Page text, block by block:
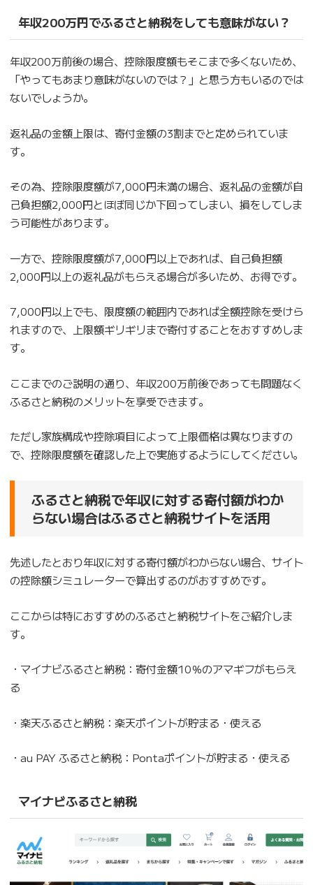
年収200万円でふるさと納税をしても意味がない？
年収200万前後の場合、控除限度額もそこまで多くないため、
「やってもあまり意味がないのでは？」と思う方もいるのでは
ないでしょうか。
返礼品の金額上限は、寄付金額の3割までと定められていま
す。
その為、控除限度額が7,000円未満の場合、返礼品の金額が自
己負担額2,000円とほぼ同じか下回ってしまい、損をしてしま
う可能性があります。
一方で、控除限度額が7,000円以上であれば、自己負担額
2,000円以上の返礼品がもらえる場合が多いため、お得です。
7,000円以上でも、限度額の範囲内であれば全額控除を受けら
れますので、上限額ギリギリまで寄付することをおすすめしま
す。
ここまでのご説明の通り、年収200万前後であっても問題なく
ふるさと納税のメリットを享受できます。
ただし家族構成や控除項目によって上限価格は異なりますの
で、控除限度額を確認した上で実施するようにしてください。
ふるさと納税で年収に対する寄付額がわか
らない場合はふるさと納税サイトを活用
先述したとおり年収に対する寄付額がわからない場合、サイト
の控除額シミュレーターで算出するのがおすすめです。
ここからは特におすすめのふるさと納税サイトをご紹介しま
す。
・マイナビふるさと納税：寄付金額10％のアマギフがもらえ
る
・楽天ふるさと納税：楽天ポイントが貯まる・使える
・au PAY ふるさと納税：Pontaポイントが貯まる・使える
マイナビふるさと納税